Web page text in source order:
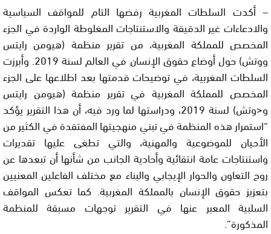
– أكدت السلطات المغربية رفضها التام للمواقف السياسية
والادعاءات غير الدقيقة والاستنتاجات المغلوطة الواردة في الجزء
المخصص للمملكة المغربية، من تقرير منظمة (هيومن رايتس
ووتش) حول أوضاع حقوق الإنسان في العالم لسنة 2019. وأبرزت
السلطات المغربية، في توضيحات قدمتها بعد اطلاعها على الجزء
المخصص للمملكة المغربية في تقرير منظمة (هيومن رايتس
و<وتش) لسنة 2019، ودراستها لما ورد فيه، أن هذا التقرير يؤكد
“استمرار هذه المنظمة في تبني منهجيتها المفتقدة في الكثير من
الأحيان للموضوعية والمهنية، والتي تطغى عليها تقديرات
واستنتاجات عامة انتقائية وأحادية الجانب من شأنها أن تبعدها عن
روح التعاون والحوار الإيجابي والبناء مع مختلف الفاعلين المعنيين
بتعزيز حقوق الإنسان بالمملكة المغربية. كما تعكس المواقف
السلبية المعبر عنها في التقرير توجهات مسبقة للمنظمة
المذكورة”.